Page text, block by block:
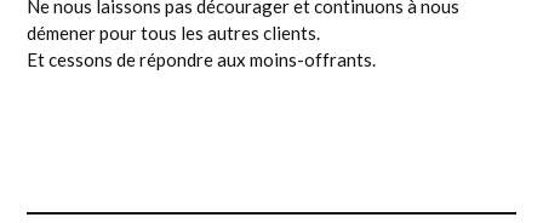
Ne nous laissons pas décourager et continuons à nous
démener pour tous les autres clients.
Et cessons de répondre aux moins-offrants.